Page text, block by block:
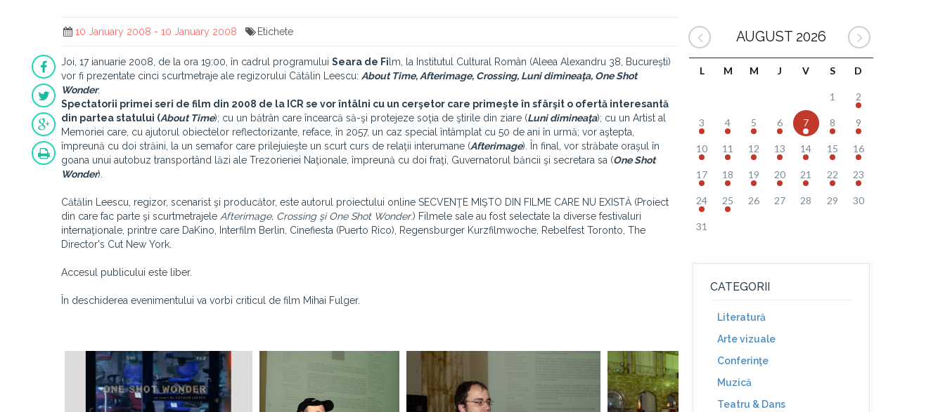
10 January 2008 - 10 January 2008 Etichete
Joi, 17 ianuarie 2008, de la ora 19:00, în cadrul programului Seara de Fi lm, la Institutul Cultural Român (Aleea Alexandru 38, Bucureşti)
vor fi prezentate cinci scurtmetraje ale regizorului Cătălin Leescu: About Time, Afterimage, Crossing, Luni dimineaţa, One Shot
Wonder.
Spectatorii primei seri de film din 2008 de la ICR se vor întâlni cu un cerşetor care primeşte în sfârşit o ofertă interesantă
din partea statului (About Time); cu un bătrân care încearcă să-şi protejeze soţia de ştirile din ziare (Luni dimineaţa); cu un Artist al
Memoriei care, cu ajutorul obiectelor reflectorizante, reface, în 2057, un caz special întâmplat cu 50 de ani în urmă; vor aştepta,
împreună cu doi străini, la un semafor care prilejuieşte un scurt curs de relaţii interumane (Afterimage). În final, vor străbate oraşul în
goana unui autobuz transportând lăzi ale Trezorieriei Naţionale, împreună cu doi fraţi, Guvernatorul băncii şi secretara sa (One Shot
Wonder).
Cătălin Leescu, regizor, scenarist şi producător, este autorul proiectului online SECVENŢE MIŞTO DIN FILME CARE NU EXISTĂ (Proiect
din care fac parte şi scurtmetrajele Afterimage, Crossing şi One Shot Wonder.) Filmele sale au fost selectate la diverse festivaluri
internaţionale, printre care DaKino, Interfilm Berlin, Cinefiesta (Puerto Rico), Regensburger Kurzfilmwoche, Rebelfest Toronto, The
Director's Cut New York.
Accesul publicului este liber.
În deschiderea evenimentului va vorbi criticul de film Mihai Fulger.
AUGUST 2026
L M M J V S D
1 2
3 4 5 6 7 8 9
10 11 12 13 14 15 16
17 18 19 20 21 22 23
24 25 26 27 28 29 30
31
CATEGORII
Literatură
Arte vizuale
Conferinţe
Muzică
Teatru & Dans